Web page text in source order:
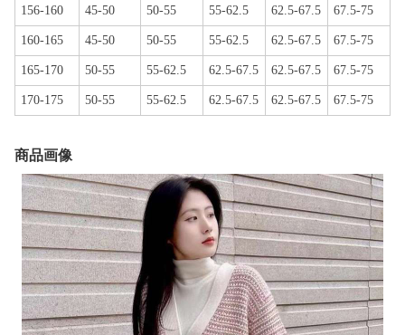
156-160 45-50 50-55 55-62.5 62.5-67.5 67.5-75
160-165 45-50 50-55 55-62.5 62.5-67.5 67.5-75
165-170 50-55 55-62.5 62.5-67.5 62.5-67.5 67.5-75
170-175 50-55 55-62.5 62.5-67.5 62.5-67.5 67.5-75
商品画像